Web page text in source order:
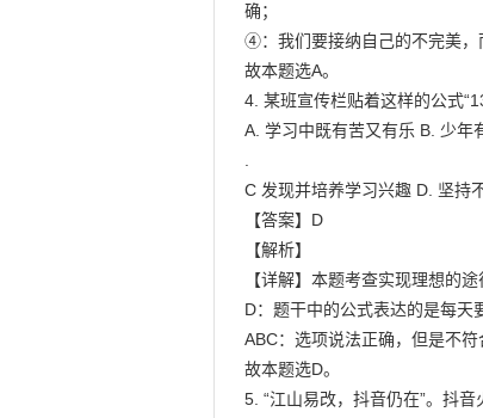
确；
④：我们要接纳自己的不完美，
故本题选A。
4. 某班宣传栏贴着这样的公式
A. 学习中既有苦又有乐 B. 少年
C 发现并培养学习兴趣 D. 坚持
【答案】D
【解析】
【详解】本题考查实现理想的途
D：题干中的公式表达的是每天
ABC：选项说法正确，但是不符
故本题选D。
5. “江山易改，抖音仍在”。抖